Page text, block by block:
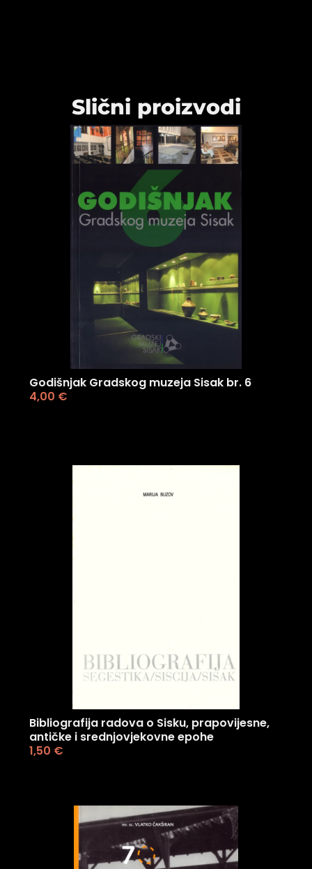
Slični proizvodi
Godišnjak Gradskog muzeja Sisak br. 6
4,00 €
Bibliografija radova o Sisku, prapovijesne,
antičke i srednjovjekovne epohe
1,50 €